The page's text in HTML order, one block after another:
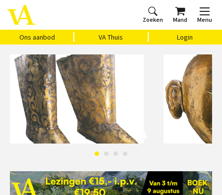
Zoeken Mand Menu
Ons aanbod VA Thuis Login
Home
Ons aanbod
Agenda
VAthuis
Over ons
Vragen?
Cadeaubon